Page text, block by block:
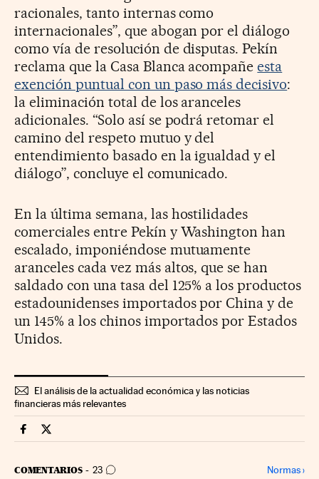
racionales, tanto internas como
internacionales”, que abogan por el diálogo
como vía de resolución de disputas. Pekín
reclama que la Casa Blanca acompañeesta
exención puntual con un paso más decisivo:
la eliminación total de los aranceles
adicionales. “Solo así se podrá retomar el
camino del respeto mutuo y del
entendimiento basado en la igualdad y el
diálogo”, concluye el comunicado.
En la última semana, las hostilidades
comerciales entre Pekín y Washington han
escalado, imponiéndose mutuamente
aranceles cada vez más altos, que se han
saldado con una tasa del 125% a los productos
estadounidenses importados por China y de
un 145% a los chinos importados por Estados
Unidos.
El análisis de la actualidad económica y las noticias
financieras más relevantes
Economia Cinco Días en Facebook
Economia Cinco Días en Twitter
COMENTARIOS 23
IR A LOS COMENTARIOS Normas›